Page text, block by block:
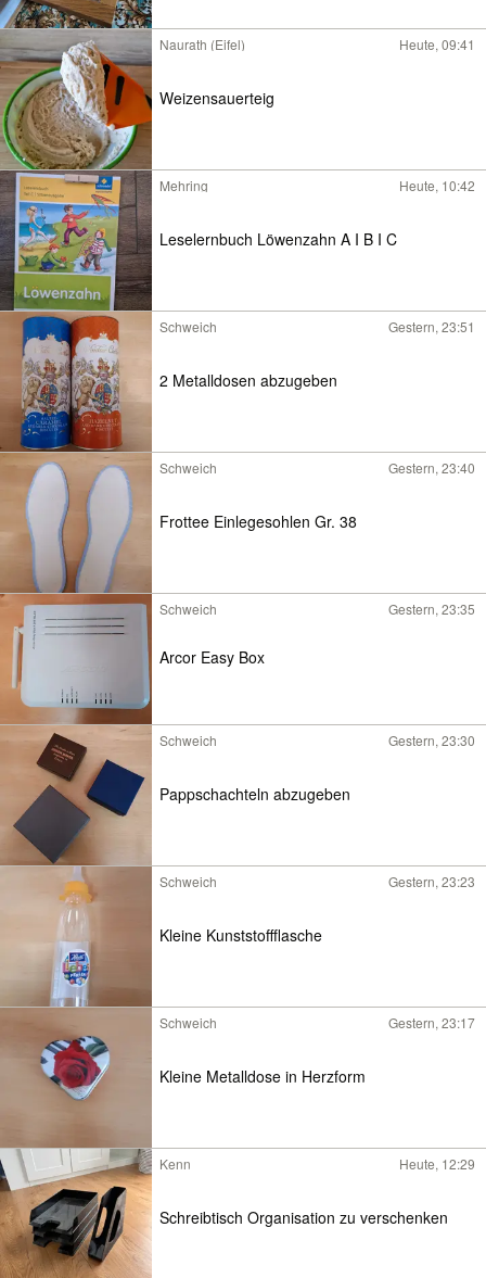
Naurath (Eifel) Heute, 09:41
Weizensauerteig
Mehring Heute, 10:42
Leselernbuch Löwenzahn A I B I C
Schweich Gestern, 23:51
2 Metalldosen abzugeben
Schweich Gestern, 23:40
Frottee Einlegesohlen Gr. 38
Schweich Gestern, 23:35
Arcor Easy Box
Schweich Gestern, 23:30
Pappschachteln abzugeben
Schweich Gestern, 23:23
Kleine Kunststoffflasche
Schweich Gestern, 23:17
Kleine Metalldose in Herzform
Kenn Heute, 12:29
Schreibtisch Organisation zu verschenken